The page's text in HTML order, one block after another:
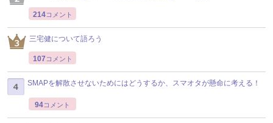
214コメント
三宅健について語ろう
107 コメント
SMAPを解散させないためにはどうするか、スマオタが懸命に考える！
94コメント